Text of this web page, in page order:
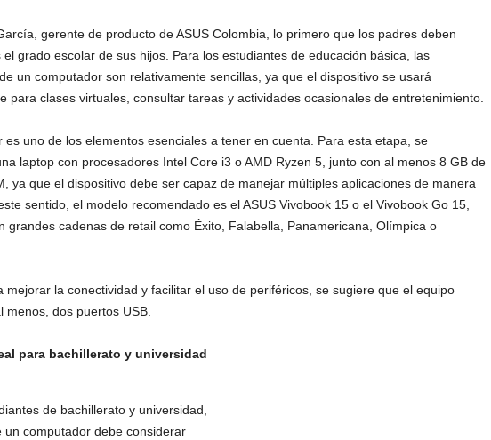
gerente de producto de ASUS Colombia, lo primero que los padres deben
el grado escolar de sus hijos. Para los estudiantes de educación básica, las
un computador son relativamente sencillas, ya que el dispositivo se usará
para clases virtuales, consultar tareas y actividades ocasionales de entretenimiento.
es uno de los elementos esenciales a tener en cuenta. Para esta etapa, se
laptop con procesadores Intel Core i3 o AMD Ryzen 5, junto con al menos 8 GB de
ya que el dispositivo debe ser capaz de manejar múltiples aplicaciones de manera
sentido, el modelo recomendado es el ASUS Vivobook 15 o el Vivobook Go 15,
grandes cadenas de retail como Éxito, Falabella, Panamericana, Olímpica o
mejorar la conectividad y facilitar el uso de periféricos, se sugiere que el equipo
menos, dos puertos USB.
para bachillerato y universidad
de bachillerato y universidad,
un computador debe considerar